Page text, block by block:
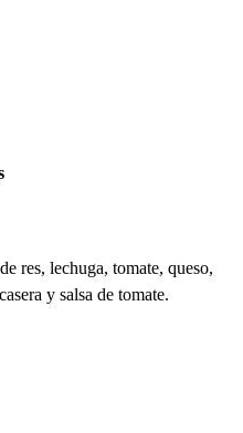
res, lechuga, tomate, queso,
y salsa de tomate.